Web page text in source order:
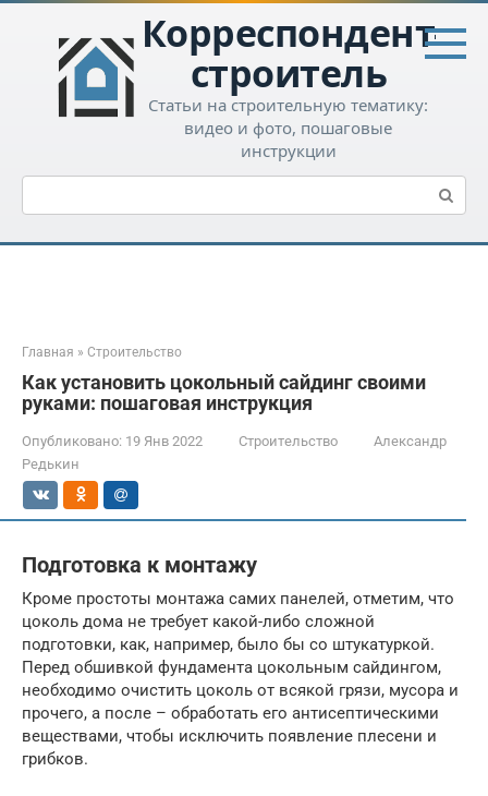
Перейти
контенту
Корреспондент-
строитель
Статьи на строительную тематику:
видео и фото, пошаговые
инструкции
Поиск:
Главная » Строительство
Как установить цокольный сайдинг своими
руками: пошаговая инструкция
Опубликовано: 19 Янв 2022 Строительство
Александр
Редькин
Подготовка к монтажу
Кроме простоты монтажа самих панелей, отметим, что
цоколь дома не требует какой-либо сложной
подготовки, как, например, было бы со штукатуркой.
Перед обшивкой фундамента цокольным сайдингом,
необходимо очистить цоколь от всякой грязи, мусора и
прочего, а после – обработать его антисептическими
веществами, чтобы исключить появление плесени и
грибков.